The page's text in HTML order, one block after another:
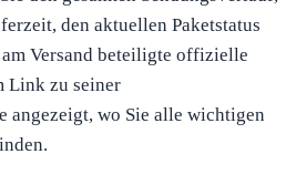
den aktuellen Paketstatus
Versand beteiligte offizielle
Link zu seiner
angezeigt, wo Sie alle wichtigen